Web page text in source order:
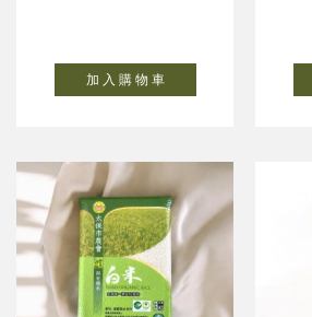
加 入 購 物 車